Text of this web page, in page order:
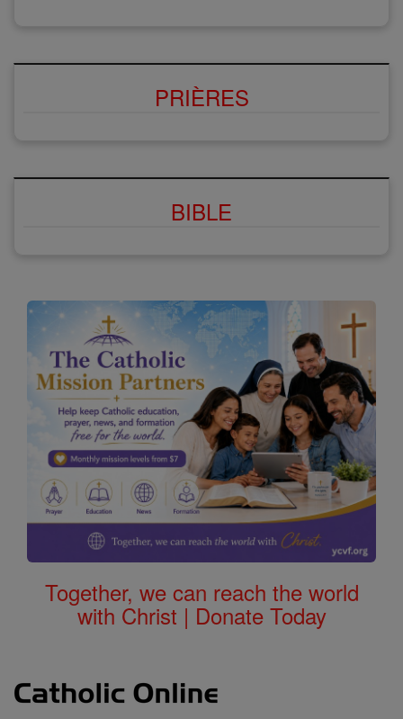
PRIÈRES
BIBLE
Together, we can reach the world
with Christ | Donate Today